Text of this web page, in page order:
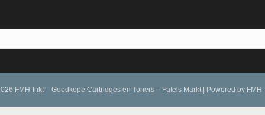
FMH-Inkt – Goedkope Cartridges en Toners – Fatels Markt Powered by